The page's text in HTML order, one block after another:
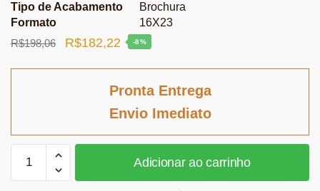
Tipo de Acabamento
Brochura
Formato
16X23
R$198,06
O
R$182,22 O
atual
-8%
Pronta Entrega
Envio Imediato
Adicionar ao carrinho